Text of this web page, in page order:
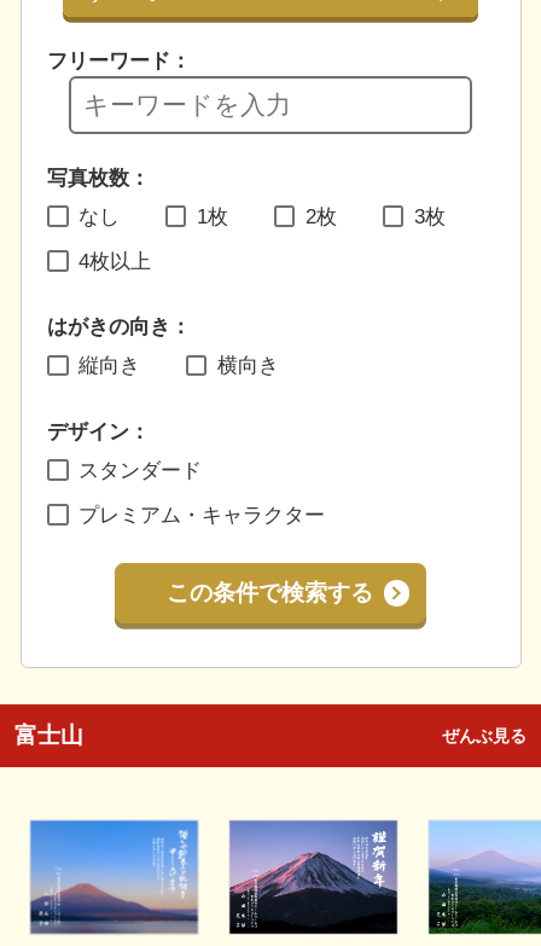
フリーワード：
写真枚数：
なし
1枚 2枚 3枚
4枚以上
はがきの向き：
縦向き
横向き
デザイン：
スタンダード
プレミアム・キャラクター
この条件で検索する
富士山 ぜんぶ見る